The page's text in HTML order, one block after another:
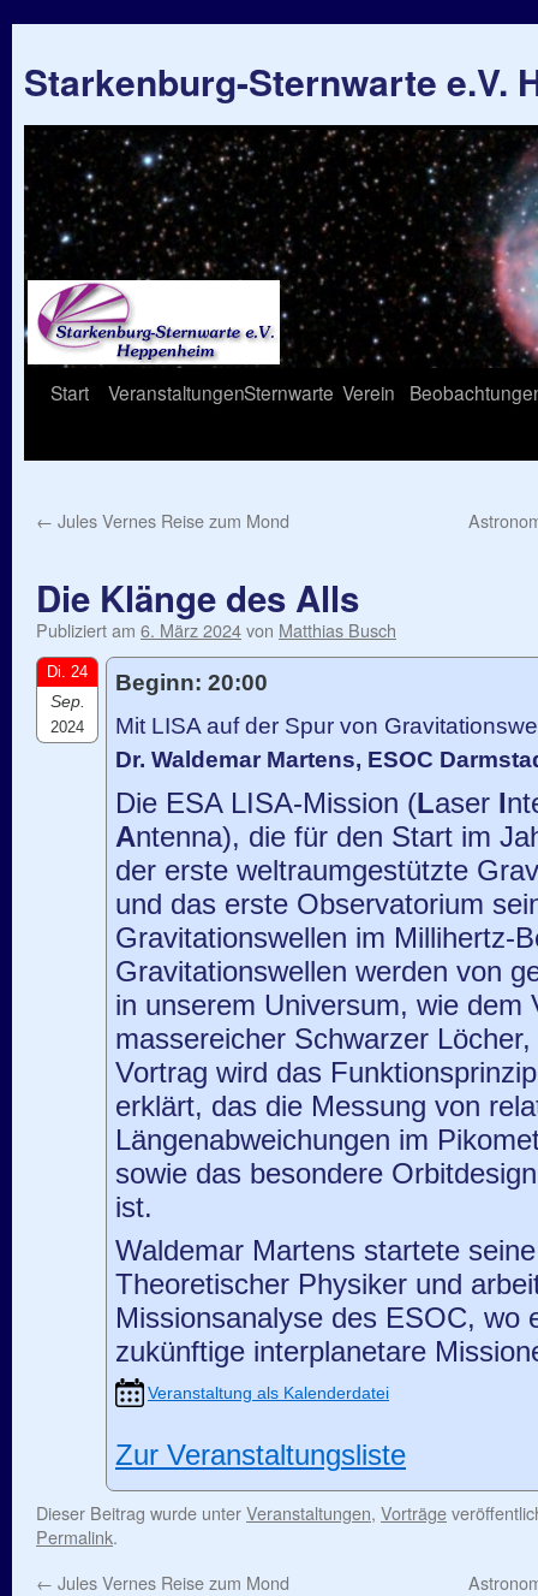
Starkenburg-Sternwarte e.V.
Springe
Start VeranstaltungenSternwarte Verein
← Jules Vernes Reise zum Mond
Die Klänge des Alls
Publiziert am 6. März 2024von Matthias Busch
Di. 24
Sep.
2024
Beginn: 20:00
Mit LISA auf der Spur von
Dr. Waldemar Martens, ESOC
Die ESA LISA-Mission (Laser I
Antenna), die für den Start im
der erste weltraumgestützte
und das erste Observatorium
Gravitationswellen im Millihertz-
Gravitationswellen werden von
in unserem Universum, wie dem
massereicher Schwarzer
Vortrag wird das
erklärt, das die Messung von
Längenabweichungen im
sowie das besondere
ist.
Waldemar Martens startete
Theoretischer Physiker und
Missionsanalyse des ESOC, wo
zukünftige interplanetare
Veranstaltung als Kalenderdatei
Zur Veranstaltungsliste
Dieser Beitrag wurde unterVeranstaltungen, Vorträge
Permalink.
← Jules Vernes Reise zum Mond